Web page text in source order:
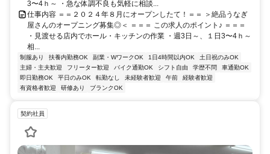
3〜4ｈ～ ・急な体調不良も気軽に相談...
仕事内容 ＝＝２０２４年８月にオープンしたて！＝＝ ＞絶品うなぎ
屋さんのオープニング募集◎＜ ＝＝＝ この求人のポイント♪ ＝＝＝
・見渡せる店内でホール・キッチンの作業 ・週3日～、１日3〜4ｈ～
相...
制服あり 扶養内勤務OK 副業・WワークOK 1日4時間以内OK
土日祝のみOK
主婦・主夫歓迎
フリーター歓迎 バイク通勤OK シフト自由 学歴不問
車通勤OK
即日勤務OK
平日のみOK 転勤なし 未経験者歓迎 午前
経験者歓迎
有資格者歓迎
研修あり ブランクOK
契約社員